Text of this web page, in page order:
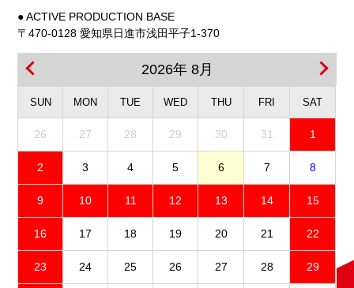
● ACTIVE PRODUCTION BASE
〒470-0128 愛知県日進市浅田平子1-370
2026年 8月
SUN MON TUE WED THU FRI SAT
26 27 28 29 30 31 1
2 3 4 5 6 7 8
9 10 11 12 13 14 15
16 17 18 19 20 21 22
23 24 25 26 27 28 29